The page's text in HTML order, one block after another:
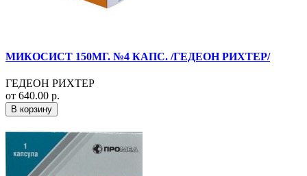
МИКОСИСТ 150МГ. №4 КАПС. /ГЕДЕОН РИХТЕР/
ГЕДЕОН РИХТЕР
от 640.00 р.
В корзину